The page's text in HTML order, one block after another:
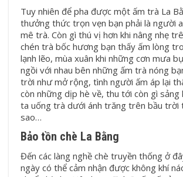
Tuy nhiên để pha được một ấm trà La
thưởng thức trọn vẹn bạn phải là người
mê trà. Còn gì thú vị hơn khi nâng nhẹ
chén trà bốc hương bạn thấy ấm lòng
lạnh lẽo, mùa xuân khi những cơn mưa
ngồi với nhau bên những ấm trà nóng
trời như mở rộng, tình người ấm áp lại
còn những dịp hè về, thu tới còn gì sảng
ta uống trà dưới ánh trăng trên bầu trời
sao…
Bảo tồn chè La Bằng
Đến các làng nghề chè truyền thống ở
ngày có thể cảm nhận được không khí